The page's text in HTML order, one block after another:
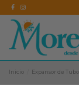
Inicio Expansor de